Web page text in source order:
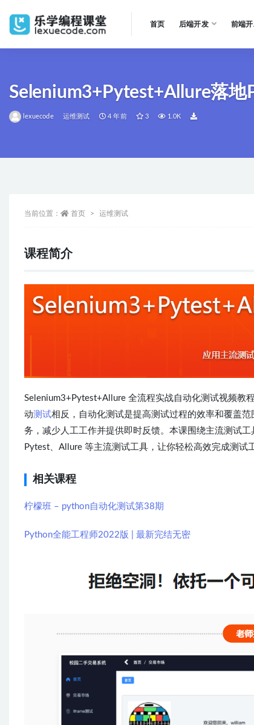
首页 后端开发 前端
Selenium3+Pytest+Allure落
lexuecode 运维测试 4 年前 3 1.0K
当前位置： 首页 运维测试
课程简介
Selenium3+Pytest+Allure 全流程实战自动化测试视频教
动测试相反，自动化测试是提高测试过程的效率和覆盖
务，减少人工工作并提供即时反馈。本课围绕主流测试
Pytest、Allure 等主流测试工具，让你轻松高效完成测试
相关课程
柠檬班 – python自动化测试第38期
Python全能工程师2022版 | 最新完结无密